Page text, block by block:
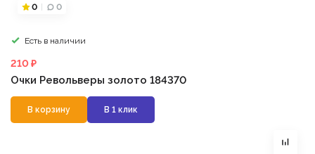
0 0
Есть в наличии
210 ₽
Очки Револьверы золото 184370
В корзину В 1 клик